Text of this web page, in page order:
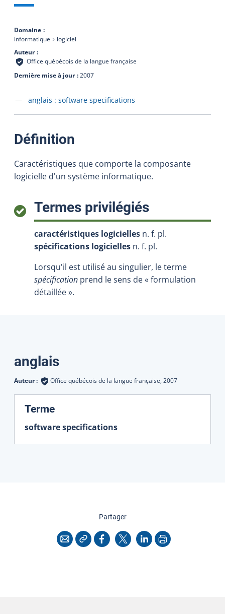
Domaine
informatique
logiciel
Auteur
Office québécois de la langue française
Dernière mise à jour 2007
Accéder à la fiche en
anglais : software specifications
Définition
Caractéristiques que comporte la composante
logicielle d'un système informatique.
Termes privilégiés:
caractéristiques logicielles n. f. pl.
spécifications logicielles n. f. pl.
Lorsqu'il est utilisé au singulier, le terme
spécification prend le sens de « formulation
détaillée ».
Traductions
anglais
Auteur : Office québécois de la langue française, 2007
Terme:
software specifications
Partagercette page
CourrielCopier l'adresse
Facebook
X LinkedInImprimer